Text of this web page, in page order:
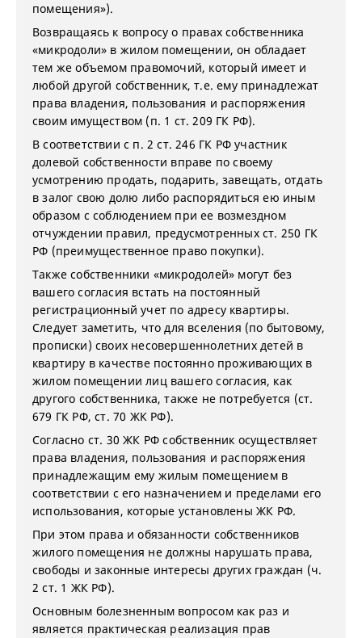
помещения»).
Возвращаясь к вопросу о правах собственника
«микродоли» в жилом помещении, он обладает
тем же объемом правомочий, который имеет и
любой другой собственник, т.е. ему принадлежат
права владения, пользования и распоряжения
своим имуществом (п. 1 ст. 209 ГК РФ).
В соответствии с п. 2 ст. 246 ГК РФ участник
долевой собственности вправе по своему
усмотрению продать, подарить, завещать, отдать
в залог свою долю либо распорядиться ею иным
образом с соблюдением при ее возмездном
отчуждении правил, предусмотренных ст. 250 ГК
РФ (преимущественное право покупки).
Также собственники «микродолей» могут без
вашего согласия встать на постоянный
регистрационный учет по адресу квартиры.
Следует заметить, что для вселения (по бытовому,
прописки) своих несовершеннолетних детей в
квартиру в качестве постоянно проживающих в
жилом помещении лиц вашего согласия, как
другого собственника, также не потребуется (ст.
679 ГК РФ, ст. 70 ЖК РФ).
Согласно ст. 30 ЖК РФ собственник осуществляет
права владения, пользования и распоряжения
принадлежащим ему жилым помещением в
соответствии с его назначением и пределами его
использования, которые установлены ЖК РФ.
При этом права и обязанности собственников
жилого помещения не должны нарушать права,
свободы и законные интересы других граждан (ч.
2 ст. 1 ЖК РФ).
Основным болезненным вопросом как раз и
является практическая реализация прав